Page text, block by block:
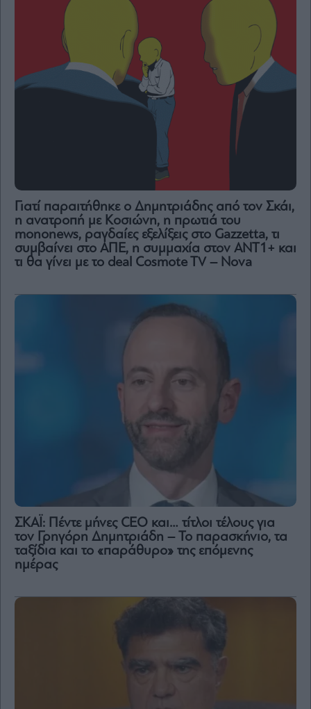
Γιατί παραιτήθηκε ο Δημητριάδης από τον Σκάι,
η ανατροπή με Κοσιώνη, η πρωτιά του
mononews, ραγδαίες εξελίξεις στο Gazzetta, τι
συμβαίνει στο ΑΠΕ, η συμμαχία στον ΑΝΤ1+ και
τι θα γίνει με το deal Cosmote TV – Nova
ΣΚΑΪ: Πέντε μήνες CEO και… τίτλοι τέλους για
τον Γρηγόρη Δημητριάδη – Το παρασκήνιο, τα
ταξίδια και το «παράθυρο» της επόμενης
ημέρας